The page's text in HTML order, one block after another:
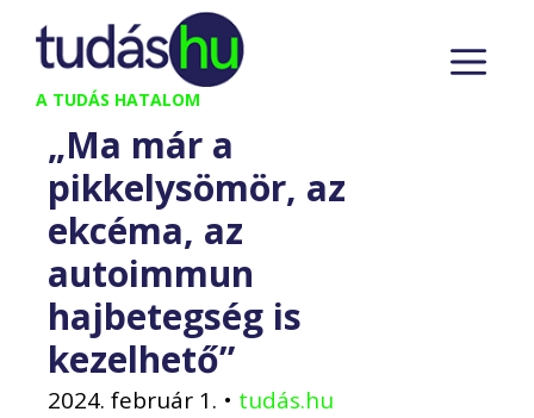
Kilépés
tartalomba
A TUDÁS HATALOM
„Ma már a
pikkelysömör, az
ekcéma, az
autoimmun
hajbetegség is
kezelhető”
2024. február 1. • tudás.hu